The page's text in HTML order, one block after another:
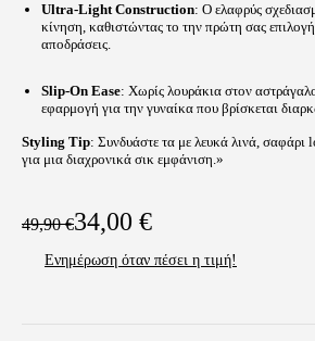
Ultra-Light Construction: Ο ελαφρύς
κίνηση, καθιστώντας το την πρώτη σας επιλογή
αποδράσεις.
Slip-On Ease: Χωρίς λουράκια στον
εφαρμογή για την γυναίκα που βρίσκεται
Styling Tip: Συνδυάστε τα με λευκά λινά,
για μια διαχρονικά σικ εμφάνιση.»
49,90€
Original
price
34,00 €
Η
τρέχουσα
Ενημέρωση όταν πέσει η τιμή!